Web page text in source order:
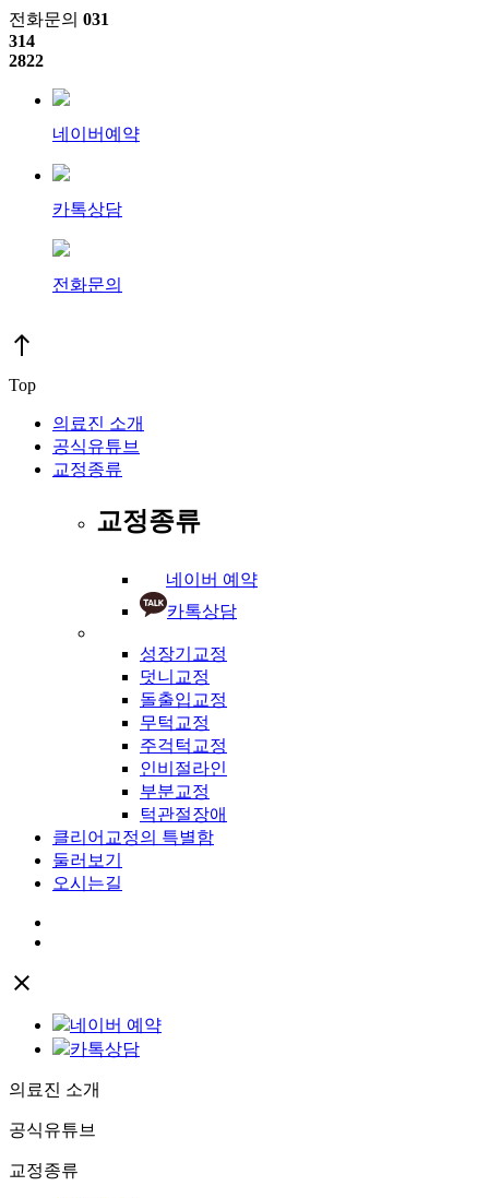
전화문의 031
314
2822
네이버예약
카톡상담
전화문의
north
Top
의료진 소개
공식유튜브
교정종류
교정종류
네이버 예약
카톡상담
성장기교정
덧니교정
돌출입교정
무턱교정
주걱턱교정
인비절라인
부분교정
턱관절장애
클리어교정의 특별함
둘러보기
오시는길
close
네이버 예약
카톡상담
의료진 소개
공식유튜브
교정종류